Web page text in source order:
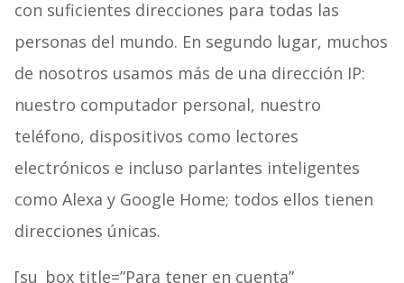
con suficientes direcciones para todas las
personas del mundo. En segundo lugar, muchos
de nosotros usamos más de una dirección IP:
nuestro computador personal, nuestro
teléfono, dispositivos como lectores
electrónicos e incluso parlantes inteligentes
como Alexa y Google Home; todos ellos tienen
direcciones únicas.
[su_box title=”Para tener en cuenta”